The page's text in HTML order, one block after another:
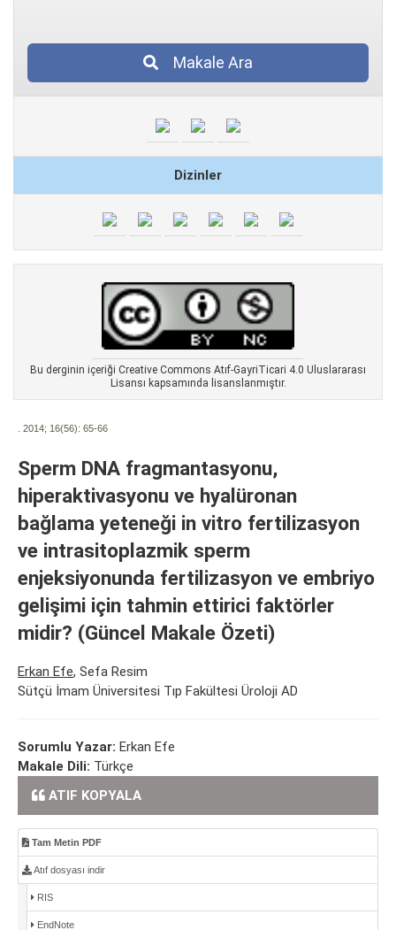
Makale Ara
Dizinler
Bu derginin içeriği Creative Commons Atıf-GayriTicari 4.0 Uluslararası
Lisansı kapsamında lisanslanmıştır.
. 2014; 16(56): 65-66
Sperm DNA fragmantasyonu,
hiperaktivasyonu ve hyalüronan
bağlama yeteneği in vitro fertilizasyon
ve intrasitoplazmik sperm
enjeksiyonunda fertilizasyon ve embriyo
gelişimi için tahmin ettirici faktörler
midir? (Güncel Makale Özeti)
Erkan Efe, Sefa Resim
Sütçü İmam Üniversitesi Tıp Fakültesi Üroloji AD
Sorumlu Yazar: Erkan Efe
Makale Dili: Türkçe
ATIF KOPYALA
Tam Metin PDF
Atıf dosyası indir
RIS
EndNote